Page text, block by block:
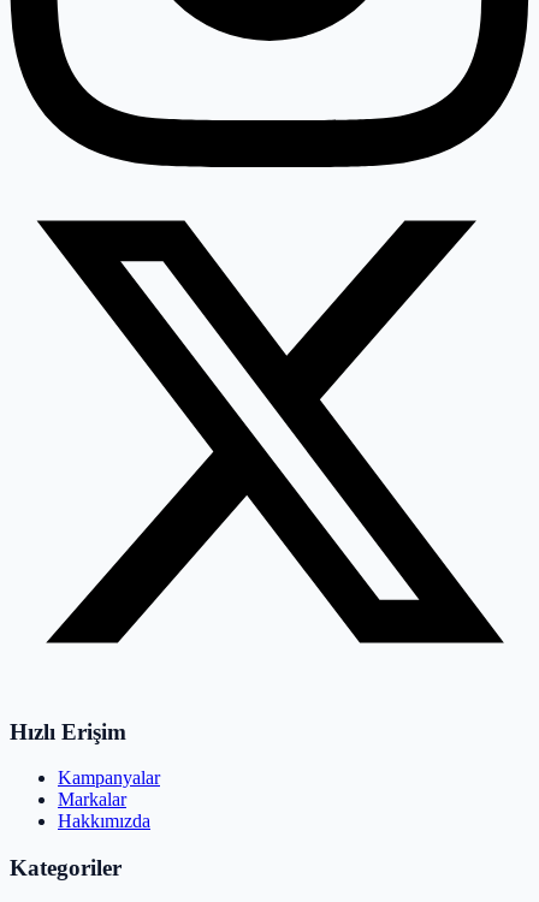
Hızlı Erişim
Kampanyalar
Markalar
Hakkımızda
Kategoriler